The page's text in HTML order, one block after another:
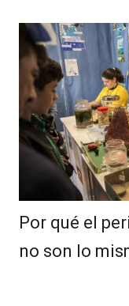
Por qué el
no son lo